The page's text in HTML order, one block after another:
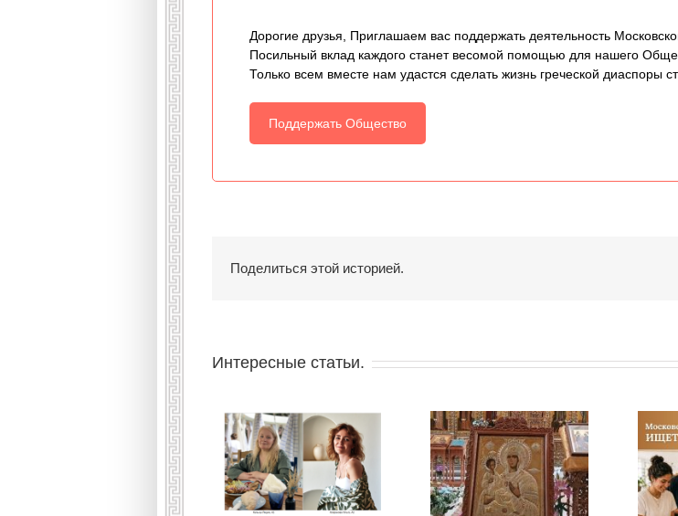
Дорогие друзья, Приглашаем вас поддержать деятельность
Посильный вклад каждого станет весомой помощью для нашего
Только всем вместе нам удастся сделать жизнь греческой диаспоры
Поддержать Общество
Поделиться этой историей.
Интересные статьи.